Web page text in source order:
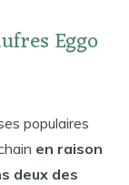
Eggo
populaires
en raison
deux des